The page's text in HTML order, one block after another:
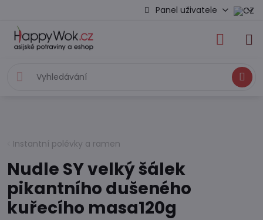
Panel uživatele
Hledat
Instantní polévky a ramen
Nudle SY velký šálek
pikantního dušeného
kuřecího masa120g